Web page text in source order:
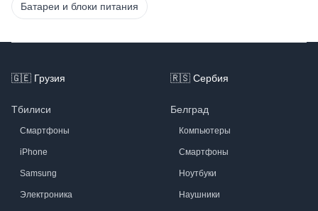
Батареи и блоки питания
🇬🇪 Грузия
Тбилиси
Смартфоны
iPhone
Samsung
Электроника
🇷🇸 Сербия
Белград
Компьютеры
Смартфоны
Ноутбуки
Наушники